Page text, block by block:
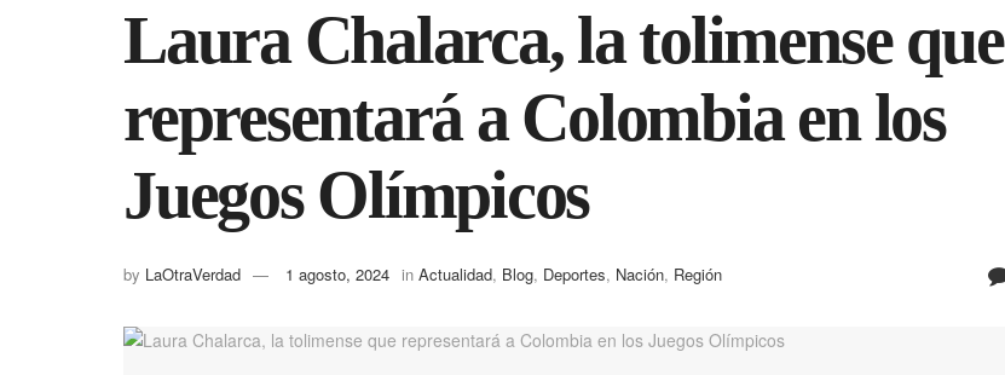
Laura Chalarca, la tolimense que
representará a Colombia en los
Juegos Olímpicos
by LaOtraVerdad 1 agosto, 2024 in Actualidad, Blog, Deportes, Nación, Región